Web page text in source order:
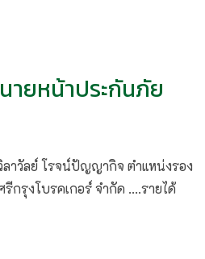
ยหน้าประกันภัย
าวัลย์​ โรจน์ปัญญากิจ ตำแหน่งรอง
กรุงโบรคเกอร์ จำกัด ....รายได้